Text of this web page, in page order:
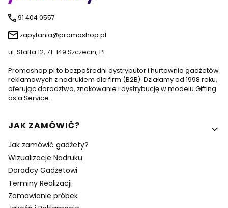
91 404 0557
zapytania@promoshop.pl
ul. Staffa 12, 71-149 Szczecin, PL
Promoshop.pl to bezpośredni dystrybutor i hurtownia gadżetów
reklamowych z nadrukiem dla firm (B2B). Działamy od 1998 roku,
oferując doradztwo, znakowanie i dystrybucję w modelu Gifting
as a Service.
Linki w stopce
JAK ZAMÓWIĆ?
Jak zamówić gadżety?
Wizualizacje Nadruku
Doradcy Gadżetowi
Terminy Realizacji
Zamawianie próbek